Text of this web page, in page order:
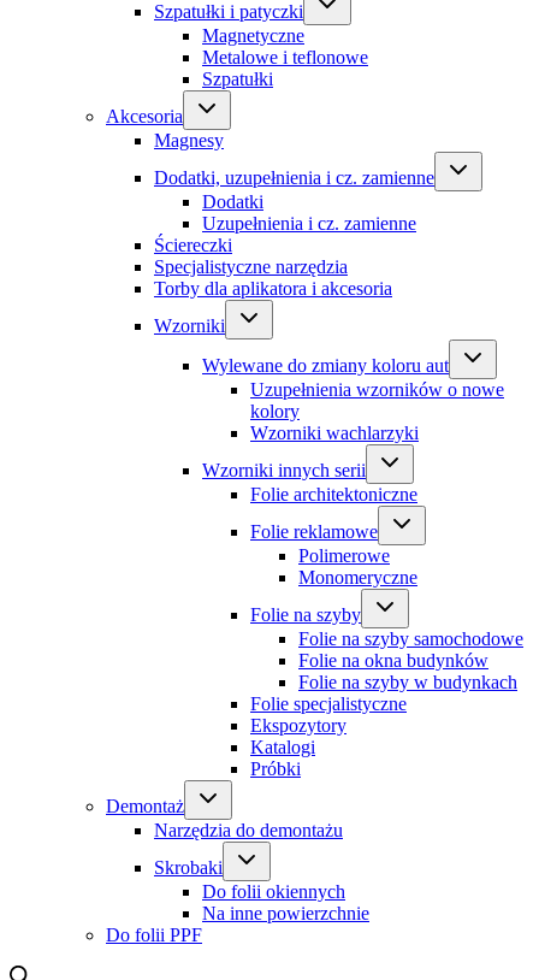
Szpatułki i patyczki
Magnetyczne
Metalowe i teflonowe
Szpatułki
Akcesoria
Magnesy
Dodatki, uzupełnienia i cz. zamienne
Dodatki
Uzupełnienia i cz. zamienne
Ściereczki
Specjalistyczne narzędzia
Torby dla aplikatora i akcesoria
Wzorniki
Wylewane do zmiany koloru aut
Uzupełnienia wzorników o nowe
kolory
Wzorniki wachlarzyki
Wzorniki innych serii
Folie architektoniczne
Folie reklamowe
Polimerowe
Monomeryczne
Folie na szyby
Folie na szyby samochodowe
Folie na okna budynków
Folie na szyby w budynkach
Folie specjalistyczne
Ekspozytory
Katalogi
Próbki
Demontaż
Narzędzia do demontażu
Skrobaki
Do folii okiennych
Na inne powierzchnie
Do folii PPF